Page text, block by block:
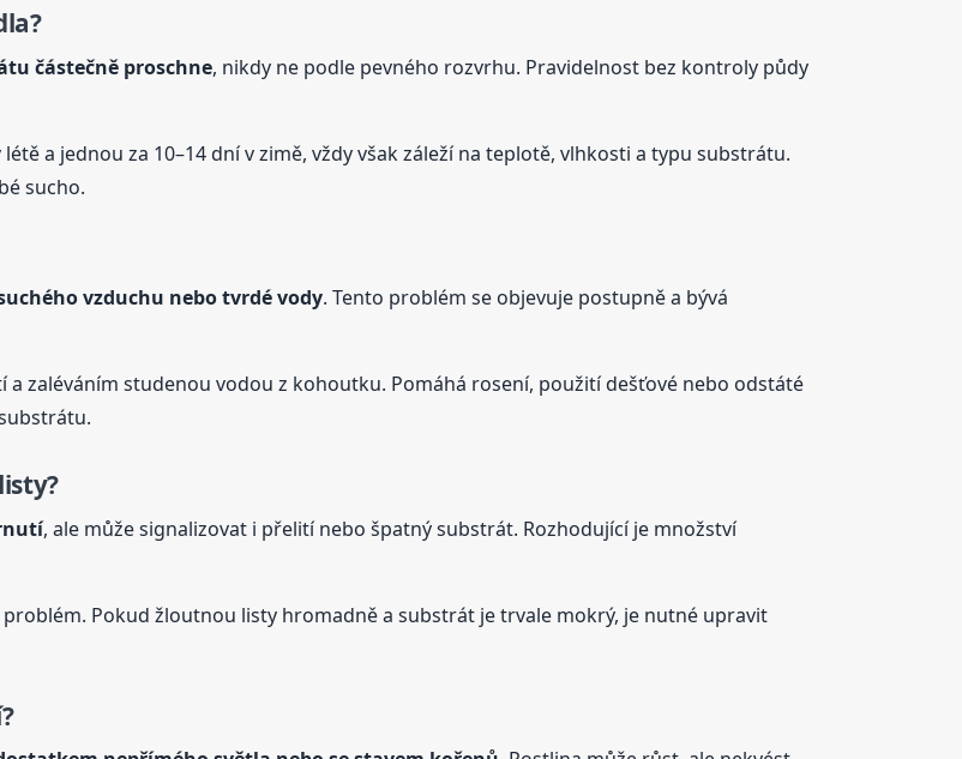
částečně proschne, nikdy ne podle pevného rozvrhu. Pravidelnost bez kontroly půdy
a jednou za 10–14 dní v zimě, vždy však záleží na teplotě, vlhkosti a typu substrátu.
sucho.
vzduchu nebo tvrdé vody. Tento problém se objevuje postupně a bývá
zaléváním studenou vodou z kohoutku. Pomáhá rosení, použití dešťové nebo odstáté
, ale může signalizovat i přelití nebo špatný substrát. Rozhodující je množství
Pokud žloutnou listy hromadně a substrát je trvale mokrý, je nutné upravit